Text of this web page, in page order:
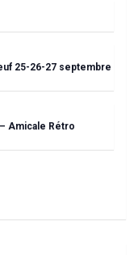
25-26-27 septembre
Amicale Rétro